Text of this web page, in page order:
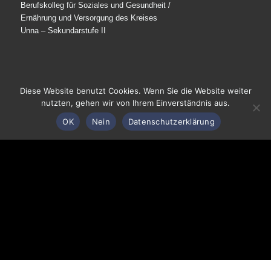
Berufskolleg für Soziales und Gesundheit /
Ernährung und Versorgung des Kreises
Unna – Sekundarstufe II
Parkstraße 22
59425 Unna
Diese Website benutzt Cookies. Wenn Sie die Website weiter
nutzten, gehen wir von Ihrem Einverständnis aus.
OK
Nein Datenschutzerklärung